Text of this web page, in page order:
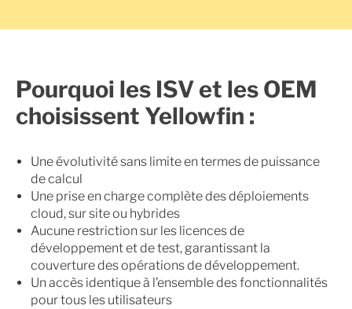
Pourquoi les ISV et les OEM
choisissent Yellowfin :
Une évolutivité sans limite en termes de puissance
de calcul
Une prise en charge complète des déploiements
cloud, sur site ou hybrides
Aucune restriction sur les licences de
développement et de test, garantissant la
couverture des opérations de développement.
Un accès identique à l’ensemble des fonctionnalités
pour tous les utilisateurs